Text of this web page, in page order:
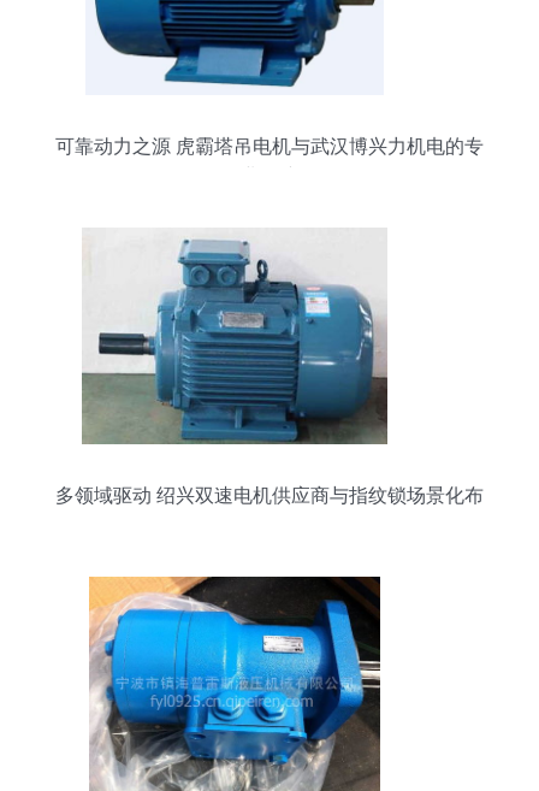
可靠动力之源 虎霸塔吊电机与武汉博兴力机电的专
多领域驱动 绍兴双速电机供应商与指纹锁场景化布